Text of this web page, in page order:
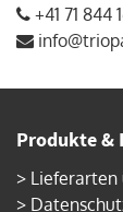
+41 71 844
Produkte &
> Lieferarten
>